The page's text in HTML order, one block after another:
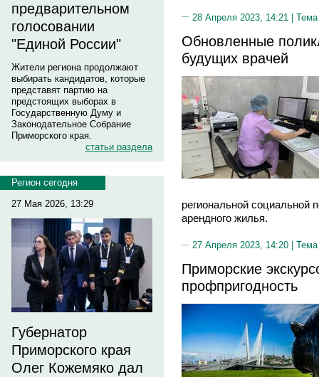
предварительном
голосовании
"Единой России"
Жители региона продолжают
выбирать кандидатов, которые
представят партию на
предстоящих выборах в
Государственную Думу и
Законодательное Собрание
Приморского края.
статьи раздела
Регион сегодня
27 Мая 2026, 13:29
Губернатор
Приморского края
Олег Кожемяко дал
28 Апреля 2023, 14:21 |
Обновленные
будущих врачей
региональной социальной
арендного жилья.
27 Апреля 2023, 14:20 |
Приморские
профпригодность